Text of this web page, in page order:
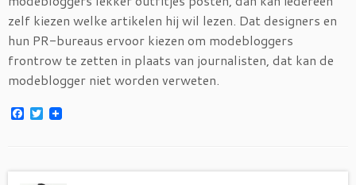
zelf kiezen welke artikelen hij wil lezen. Dat designers en
hun PR-bureaus ervoor kiezen om modebloggers
frontrow te zetten in plaats van journalisten, dat kan de
modeblogger niet worden verweten.
F
o
T
w
e